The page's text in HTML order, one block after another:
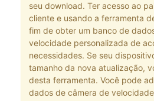
seu download. Ter acesso ao
cliente e usando a ferramenta
fim de obter um banco de
velocidade personalizada de
necessidades. Se seu
tamanho da nova atualização,
desta ferramenta. Você pode
dados de câmera de